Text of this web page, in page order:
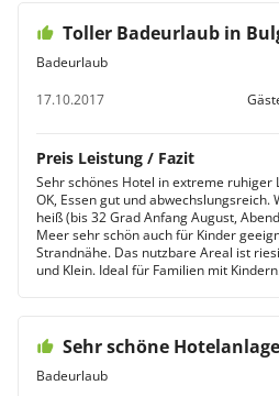
Toller Badeurlaub in
Badeurlaub
17.10.2017
Preis Leistung / Fazit
Sehr schönes Hotel in extreme ruhiger
OK, Essen gut und
heiß (bis 32 Grad Anfang August,
Meer sehr schön auch für Kinder
Strandnähe. Das nutzbare Areal ist
und Klein. Ideal für Familien mit
Sehr schöne Hotelanlage
Badeurlaub